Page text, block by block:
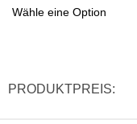
PRODUKTPREIS: